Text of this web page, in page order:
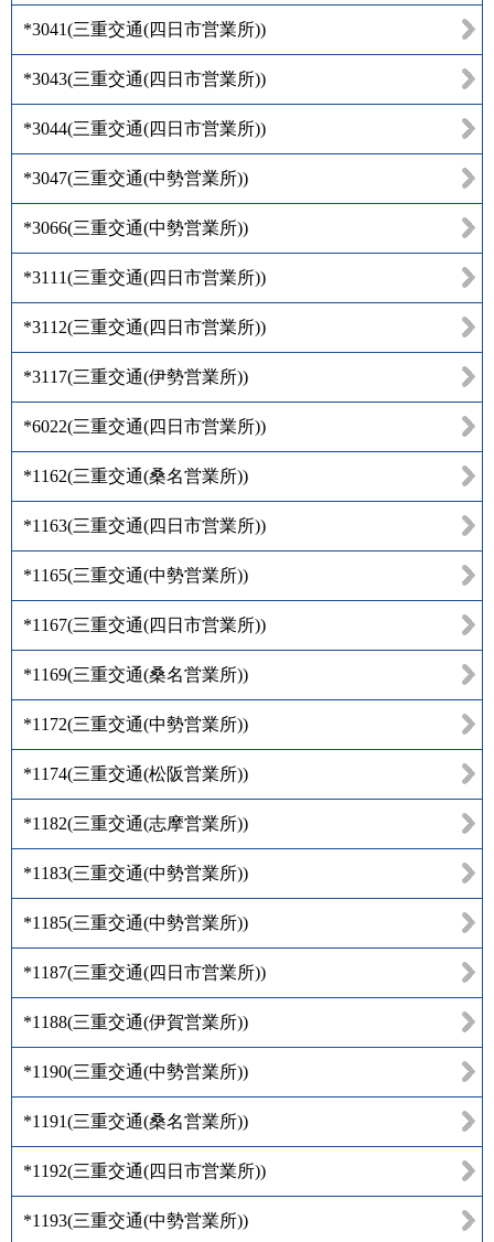
*3041(三重交通(四日市営業所))
*3043(三重交通(四日市営業所))
*3044(三重交通(四日市営業所))
*3047(三重交通(中勢営業所))
*3066(三重交通(中勢営業所))
*3111(三重交通(四日市営業所))
*3112(三重交通(四日市営業所))
*3117(三重交通(伊勢営業所))
*6022(三重交通(四日市営業所))
*1162(三重交通(桑名営業所))
*1163(三重交通(四日市営業所))
*1165(三重交通(中勢営業所))
*1167(三重交通(四日市営業所))
*1169(三重交通(桑名営業所))
*1172(三重交通(中勢営業所))
*1174(三重交通(松阪営業所))
*1182(三重交通(志摩営業所))
*1183(三重交通(中勢営業所))
*1185(三重交通(中勢営業所))
*1187(三重交通(四日市営業所))
*1188(三重交通(伊賀営業所))
*1190(三重交通(中勢営業所))
*1191(三重交通(桑名営業所))
*1192(三重交通(四日市営業所))
*1193(三重交通(中勢営業所))